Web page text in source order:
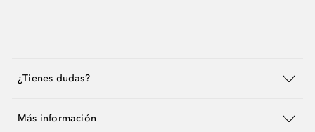
¿Tienes dudas?
Más información